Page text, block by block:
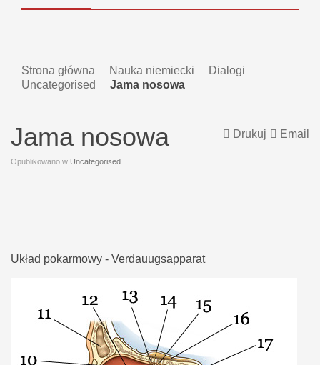
Strona główna Nauka niemiecki
Dialogi
Uncategorised
Jama nosowa
Email
Drukuj
Jama nosowa
Opublikowano w Uncategorised
Układ pokarmowy - Verdauugsapparat